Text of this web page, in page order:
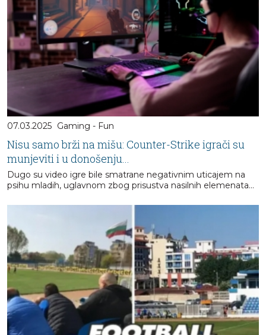
07.03.2025 Gaming - Fun
Nisu samo brži na mišu: Counter-Strike igrači su
munjeviti i u donošenju...
Dugo su video igre bile smatrane negativnim uticajem na
psihu mladih, uglavnom zbog prisustva nasilnih elemenata…